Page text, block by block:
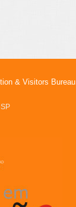
& Visitors Bureau